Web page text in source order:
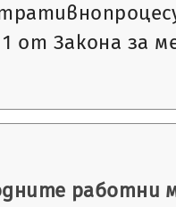
1 от Закона за
работни